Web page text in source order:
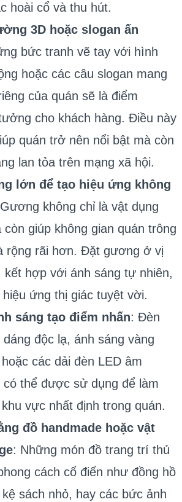
hoài cổ và thu hút.
3D hoặc slogan ấn
bức tranh vẽ tay với hình
hoặc các câu slogan mang
của quán sẽ là điểm
cho khách hàng. Điều này
quán trở nên nổi bật mà còn
lan tỏa trên mạng xã hội.
lớn để tạo hiệu ứng không
không chỉ là vật dụng
giúp không gian quán trông
rộng rãi hơn. Đặt gương ở vị
hợp với ánh sáng tự nhiên,
ứng thị giác tuyệt vời.
sáng tạo điểm nhấn: Đèn
độc lạ, ánh sáng vàng
các dải đèn LED âm
thể được sử dụng để làm
vực nhất định trong quán.
đồ handmade hoặc vật
: Những món đồ trang trí thủ
cách cổ điển như đồng hồ
sách nhỏ, hay các bức ảnh